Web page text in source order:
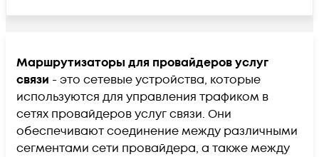
Маршрутизаторы для провайдеров услуг
связи - это сетевые устройства, которые
используются для управления трафиком в
сетях провайдеров услуг связи. Они
обеспечивают соединение между различными
сегментами сети провайдера, а также между